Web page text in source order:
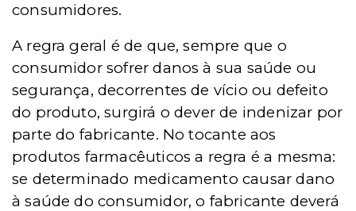
consumidores.
A regra geral é de que, sempre que o
consumidor sofrer danos à sua saúde ou
segurança, decorrentes de vício ou defeito
do produto, surgirá o dever de indenizar por
parte do fabricante. No tocante aos
produtos farmacêuticos a regra é a mesma:
se determinado medicamento causar dano
à saúde do consumidor, o fabricante deverá